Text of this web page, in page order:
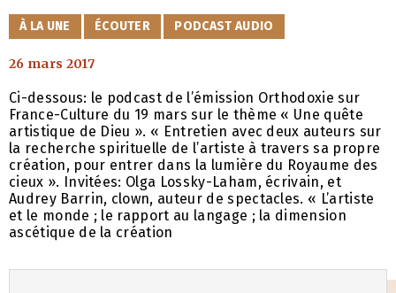
CATÉGORIES
À LA UNE ÉCOUTER PODCAST AUDIO
26 mars 2017
Ci-dessous: le podcast de l’émission Orthodoxie sur
France-Culture du 19 mars sur le thème « Une quête
artistique de Dieu ». « Entretien avec deux auteurs sur
la recherche spirituelle de l’artiste à travers sa propre
création, pour entrer dans la lumière du Royaume des
cieux ». Invitées: Olga Lossky-Laham, écrivain, et
Audrey Barrin, clown, auteur de spectacles. « L’artiste
et le monde ; le rapport au langage ; la dimension
ascétique de la création